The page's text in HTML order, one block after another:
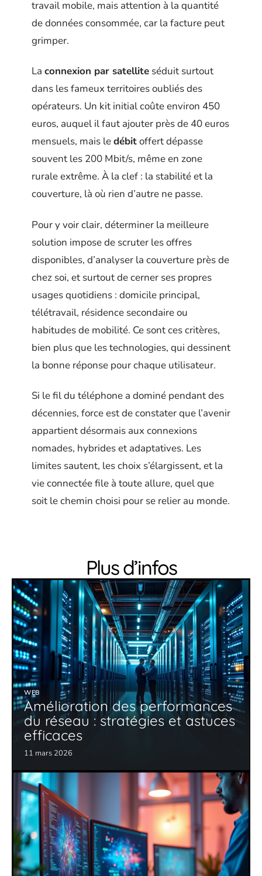
travail mobile, mais attention à la quantité
de données consommée, car la facture peut
grimper.
La connexion par satellite séduit surtout
dans les fameux territoires oubliés des
opérateurs. Un kit initial coûte environ 450
euros, auquel il faut ajouter près de 40 euros
mensuels, mais ledébitoffert dépasse
souvent les 200 Mbit/s, même en zone
rurale extrême. À la clef : la stabilité et la
couverture, là où rien d’autre ne passe.
Pour y voir clair, déterminer la meilleure
solution impose de scruter les offres
disponibles, d’analyser la couverture près de
chez soi, et surtout de cerner ses propres
usages quotidiens : domicile principal,
télétravail, résidence secondaire ou
habitudes de mobilité. Ce sont ces critères,
bien plus que les technologies, qui dessinent
la bonne réponse pour chaque utilisateur.
Si le fil du téléphone a dominé pendant des
décennies, force est de constater que l’avenir
appartient désormais aux connexions
nomades, hybrides et adaptatives. Les
limites sautent, les choix s’élargissent, et la
vie connectée file à toute allure, quel que
soit le chemin choisi pour se relier au monde.
Plus d’infos
WEB
Amélioration des performances
du réseau : stratégies et astuces
efficaces
11 mars 2026